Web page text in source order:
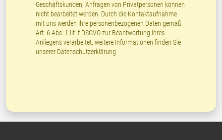
Geschäftskunden, Anfragen von Privatpersonen können
nicht bearbeitet werden. Durch die Kontaktaufnahme
mit uns werden Ihre personenbezogenen Daten gemäß
Art. 6 Abs. 1 lit. f DSGVO zur Beantwortung Ihres
Anliegens verarbeitet, weitere Informationen finden Sie
unserer Datenschutzerklärung.